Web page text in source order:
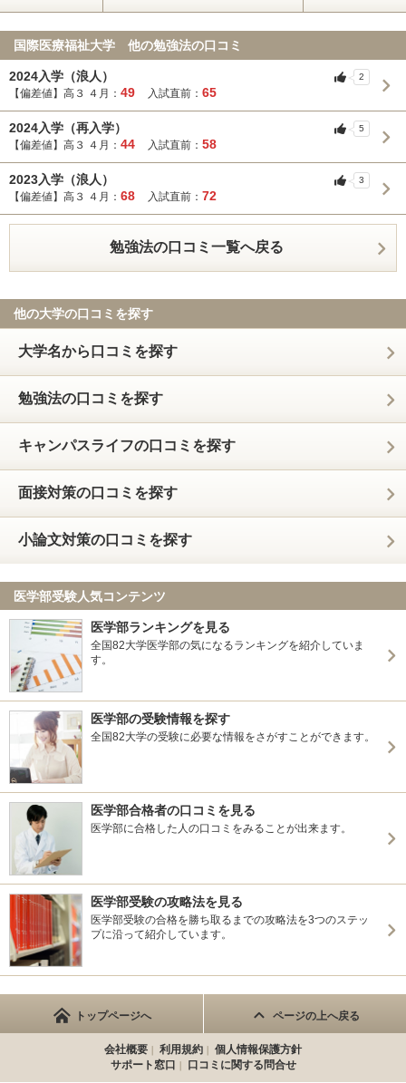
国際医療福祉大学 他の勉強法の口コミ
2024入学（浪人）
【偏差値】高３ ４月： 49 入試直前： 65
2
2024入学（再入学）
【偏差値】高３ ４月： 44 入試直前： 58
5
2023入学（浪人）
【偏差値】高３ ４月： 68 入試直前： 72
3
勉強法の口コミ一覧へ戻る
他の大学の口コミを探す
大学名から口コミを探す
勉強法の口コミを探す
キャンパスライフの口コミを探す
面接対策の口コミを探す
小論文対策の口コミを探す
医学部受験人気コンテンツ
医学部ランキングを見る
全国82大学医学部の気になるランキングを紹介していま
す。
医学部の受験情報を探す
全国82大学の受験に必要な情報をさがすことができます。
医学部合格者の口コミを見る
医学部に合格した人の口コミをみることが出来ます。
医学部受験の攻略法を見る
医学部受験の合格を勝ち取るまでの攻略法を3つのステッ
プに沿って紹介しています。
トップページへ ページの上へ戻る
会社概要 利用規約
個人情報保護方針
サポート窓口
口コミに関する問合せ